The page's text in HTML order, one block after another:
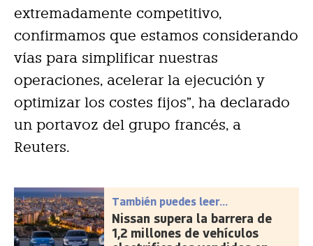
extremadamente competitivo,
confirmamos que estamos considerando
vías para simplificar nuestras
operaciones, acelerar la ejecución y
optimizar los costes fijos”, ha declarado
un portavoz del grupo francés, a
Reuters.
También puedes leer...
Nissan supera la barrera de
1,2 millones de vehículos